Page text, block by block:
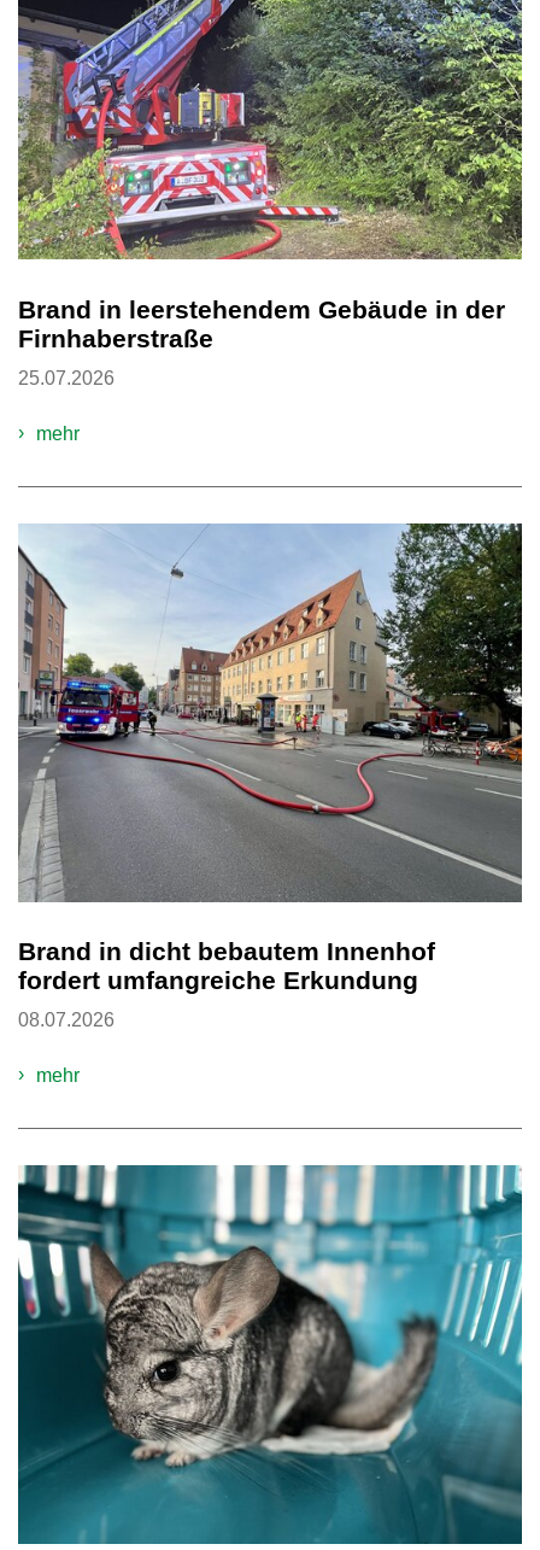
Brand in leerstehendem Gebäude in der
Firnhaberstraße
25.07.2026
mehr
Brand in dicht bebautem Innenhof
fordert umfangreiche Erkundung
08.07.2026
mehr